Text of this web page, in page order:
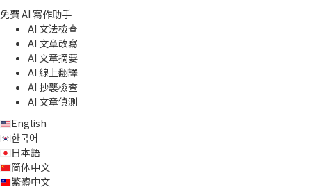
免費 AI 寫作助手
AI 文法檢查
AI 文章改寫
AI 文章摘要
AI 線上翻譯
AI 抄襲檢查
AI 文章偵測
English
한국어
日本語
简体中文
繁體中文